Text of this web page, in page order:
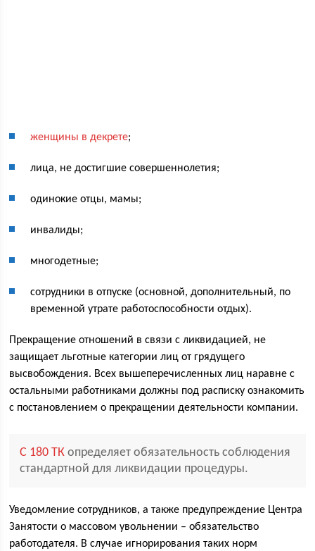
женщины в декрете;
лица, не достигшие совершеннолетия;
одинокие отцы, мамы;
инвалиды;
многодетные;
сотрудники в отпуске (основной, дополнительный, по
временной утрате работоспособности отдых).
Прекращение отношений в связи с ликвидацией, не
защищает льготные категории лиц от грядущего
высвобождения. Всех вышеперечисленных лиц наравне с
остальными работниками должны под расписку ознакомить
с постановлением о прекращении деятельности компании.
С 180 ТК определяет обязательность соблюдения
стандартной для ликвидации процедуры.
Уведомление сотрудников, а также предупреждение Центра
Занятости о массовом увольнении – обязательство
работодателя. В случае игнорирования таких норм